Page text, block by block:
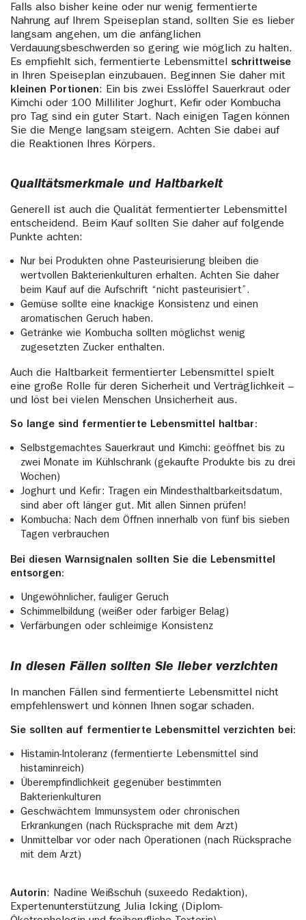
Falls also bisher keine oder nur wenig fermentierte
Nahrung auf Ihrem Speiseplan stand, sollten Sie es lieber
langsam angehen, um die anfänglichen
Verdauungsbeschwerden so gering wie möglich zu halten.
Es empfiehlt sich, fermentierte Lebensmittel schrittweise
in Ihren Speiseplan einzubauen. Beginnen Sie daher mit
kleinen Portionen: Ein bis zwei Esslöffel Sauerkraut oder
Kimchi oder 100 Milliliter Joghurt, Kefir oder Kombucha
pro Tag sind ein guter Start. Nach einigen Tagen können
Sie die Menge langsam steigern. Achten Sie dabei auf
die Reaktionen Ihres Körpers.
Qualitätsmerkmale und Haltbarkeit
Generell ist auch die Qualität fermentierter Lebensmittel
entscheidend. Beim Kauf sollten Sie daher auf folgende
Punkte achten:
Nur bei Produkten ohne Pasteurisierung bleiben die
wertvollen Bakterienkulturen erhalten. Achten Sie daher
beim Kauf auf die Aufschrift “nicht pasteurisiert”.
Gemüse sollte eine knackige Konsistenz und einen
aromatischen Geruch haben.
Getränke wie Kombucha sollten möglichst wenig
zugesetzten Zucker enthalten.
Auch die Haltbarkeit fermentierter Lebensmittel spielt
eine große Rolle für deren Sicherheit und Verträglichkeit –
und löst bei vielen Menschen Unsicherheit aus.
So lange sind fermentierte Lebensmittel haltbar:
Selbstgemachtes Sauerkraut und Kimchi: geöffnet bis zu
zwei Monate im Kühlschrank (gekaufte Produkte bis zu drei
Wochen)
Joghurt und Kefir: Tragen ein Mindesthaltbarkeitsdatum,
sind aber oft länger gut. Mit allen Sinnen prüfen!
Kombucha: Nach dem Öffnen innerhalb von fünf bis sieben
Tagen verbrauchen
Bei diesen Warnsignalen sollten Sie die Lebensmittel
entsorgen:
Ungewöhnlicher, fauliger Geruch
Schimmelbildung (weißer oder farbiger Belag)
Verfärbungen oder schleimige Konsistenz
In diesen Fällen sollten Sie lieber verzichten
In manchen Fällen sind fermentierte Lebensmittel nicht
empfehlenswert und können Ihnen sogar schaden.
Sie sollten auf fermentierte Lebensmittel verzichten bei:
Histamin-Intoleranz (fermentierte Lebensmittel sind
histaminreich)
Überempfindlichkeit gegenüber bestimmten
Bakterienkulturen
Geschwächtem Immunsystem oder chronischen
Erkrankungen (nach Rücksprache mit dem Arzt)
Unmittelbar vor oder nach Operationen (nach Rücksprache
mit dem Arzt)
Autorin: Nadine Weißschuh (suxeedo Redaktion),
Expertenunterstützung Julia Icking (Diplom-